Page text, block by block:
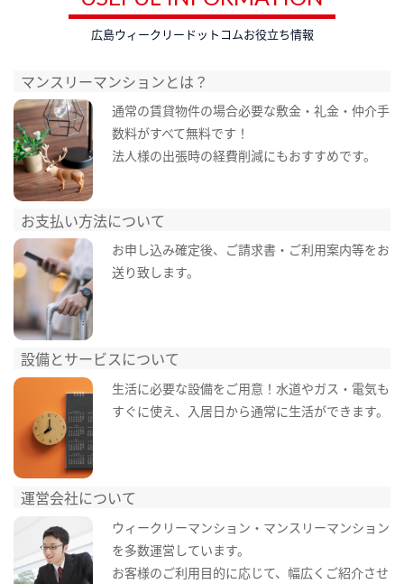
広島ウィークリードットコムお役立ち情報
マンスリーマンションとは？
通常の賃貸物件の場合必要な敷金・礼金・仲介手
数料がすべて無料です！
法人様の出張時の経費削減にもおすすめです。
お支払い方法について
お申し込み確定後、ご請求書・ご利用案内等をお
送り致します。
設備とサービスについて
生活に必要な設備をご用意！水道やガス・電気も
すぐに使え、入居日から通常に生活ができます。
運営会社について
ウィークリーマンション・マンスリーマンション
を多数運営しています。
お客様のご利用目的に応じて、幅広くご紹介させ